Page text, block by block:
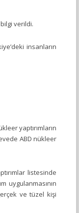
verildi.
insanların
yaptırımların
ABD nükleer
listesinde
uygulanmasının
ve tüzel kişi